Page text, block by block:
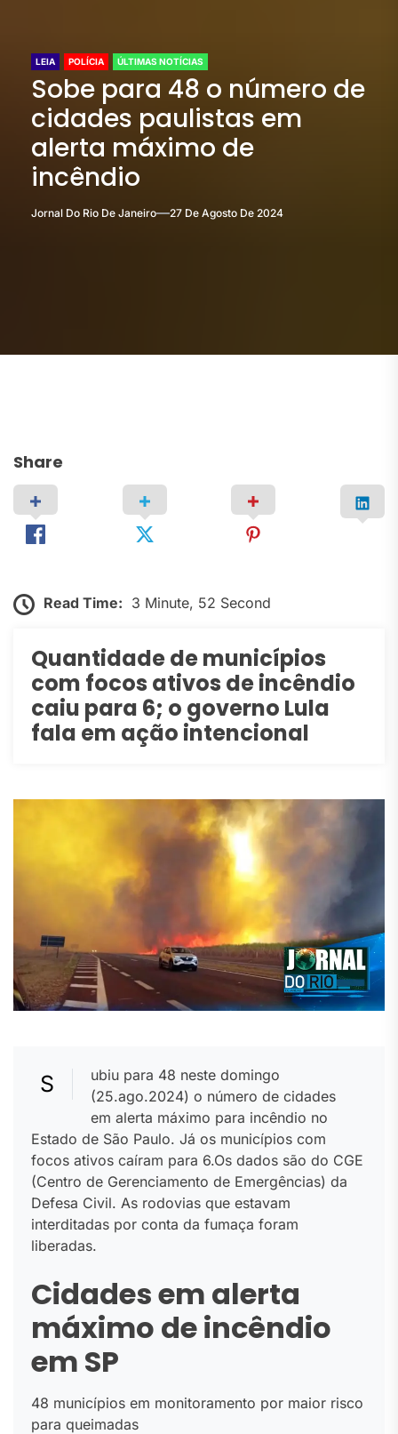
LEIA POLÍCIA ÚLTIMAS NOTÍCIAS
Sobe para 48 o número de
cidades paulistas em
alerta máximo de
incêndio
Jornal Do Rio De Janeiro 27 De Agosto De 2024
Share
Read Time: 3 Minute, 52 Second
Quantidade de municípios
com focos ativos de incêndio
caiu para 6; o governo Lula
fala em ação intencional
S
ubiu para 48 neste domingo
(25.ago.2024) o número de cidades
em alerta máximo para incêndio no
Estado de São Paulo. Já os municípios com
focos ativos caíram para 6.Os dados são do CGE
(Centro de Gerenciamento de Emergências) da
Defesa Civil. As rodovias que estavam
interditadas por conta da fumaça foram
liberadas.
Cidades em alerta
máximo de incêndio
em SP
48 municípios em monitoramento por maior risco
para queimadas